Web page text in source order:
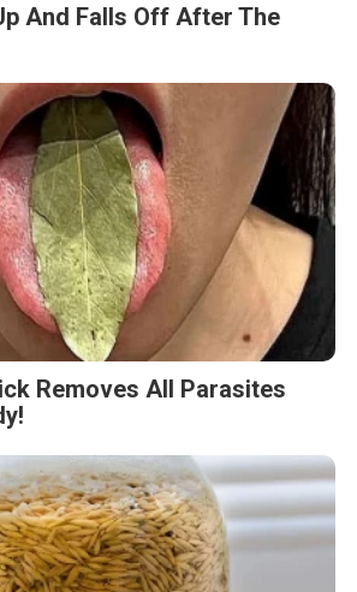
And Falls Off After The
Removes All Parasites